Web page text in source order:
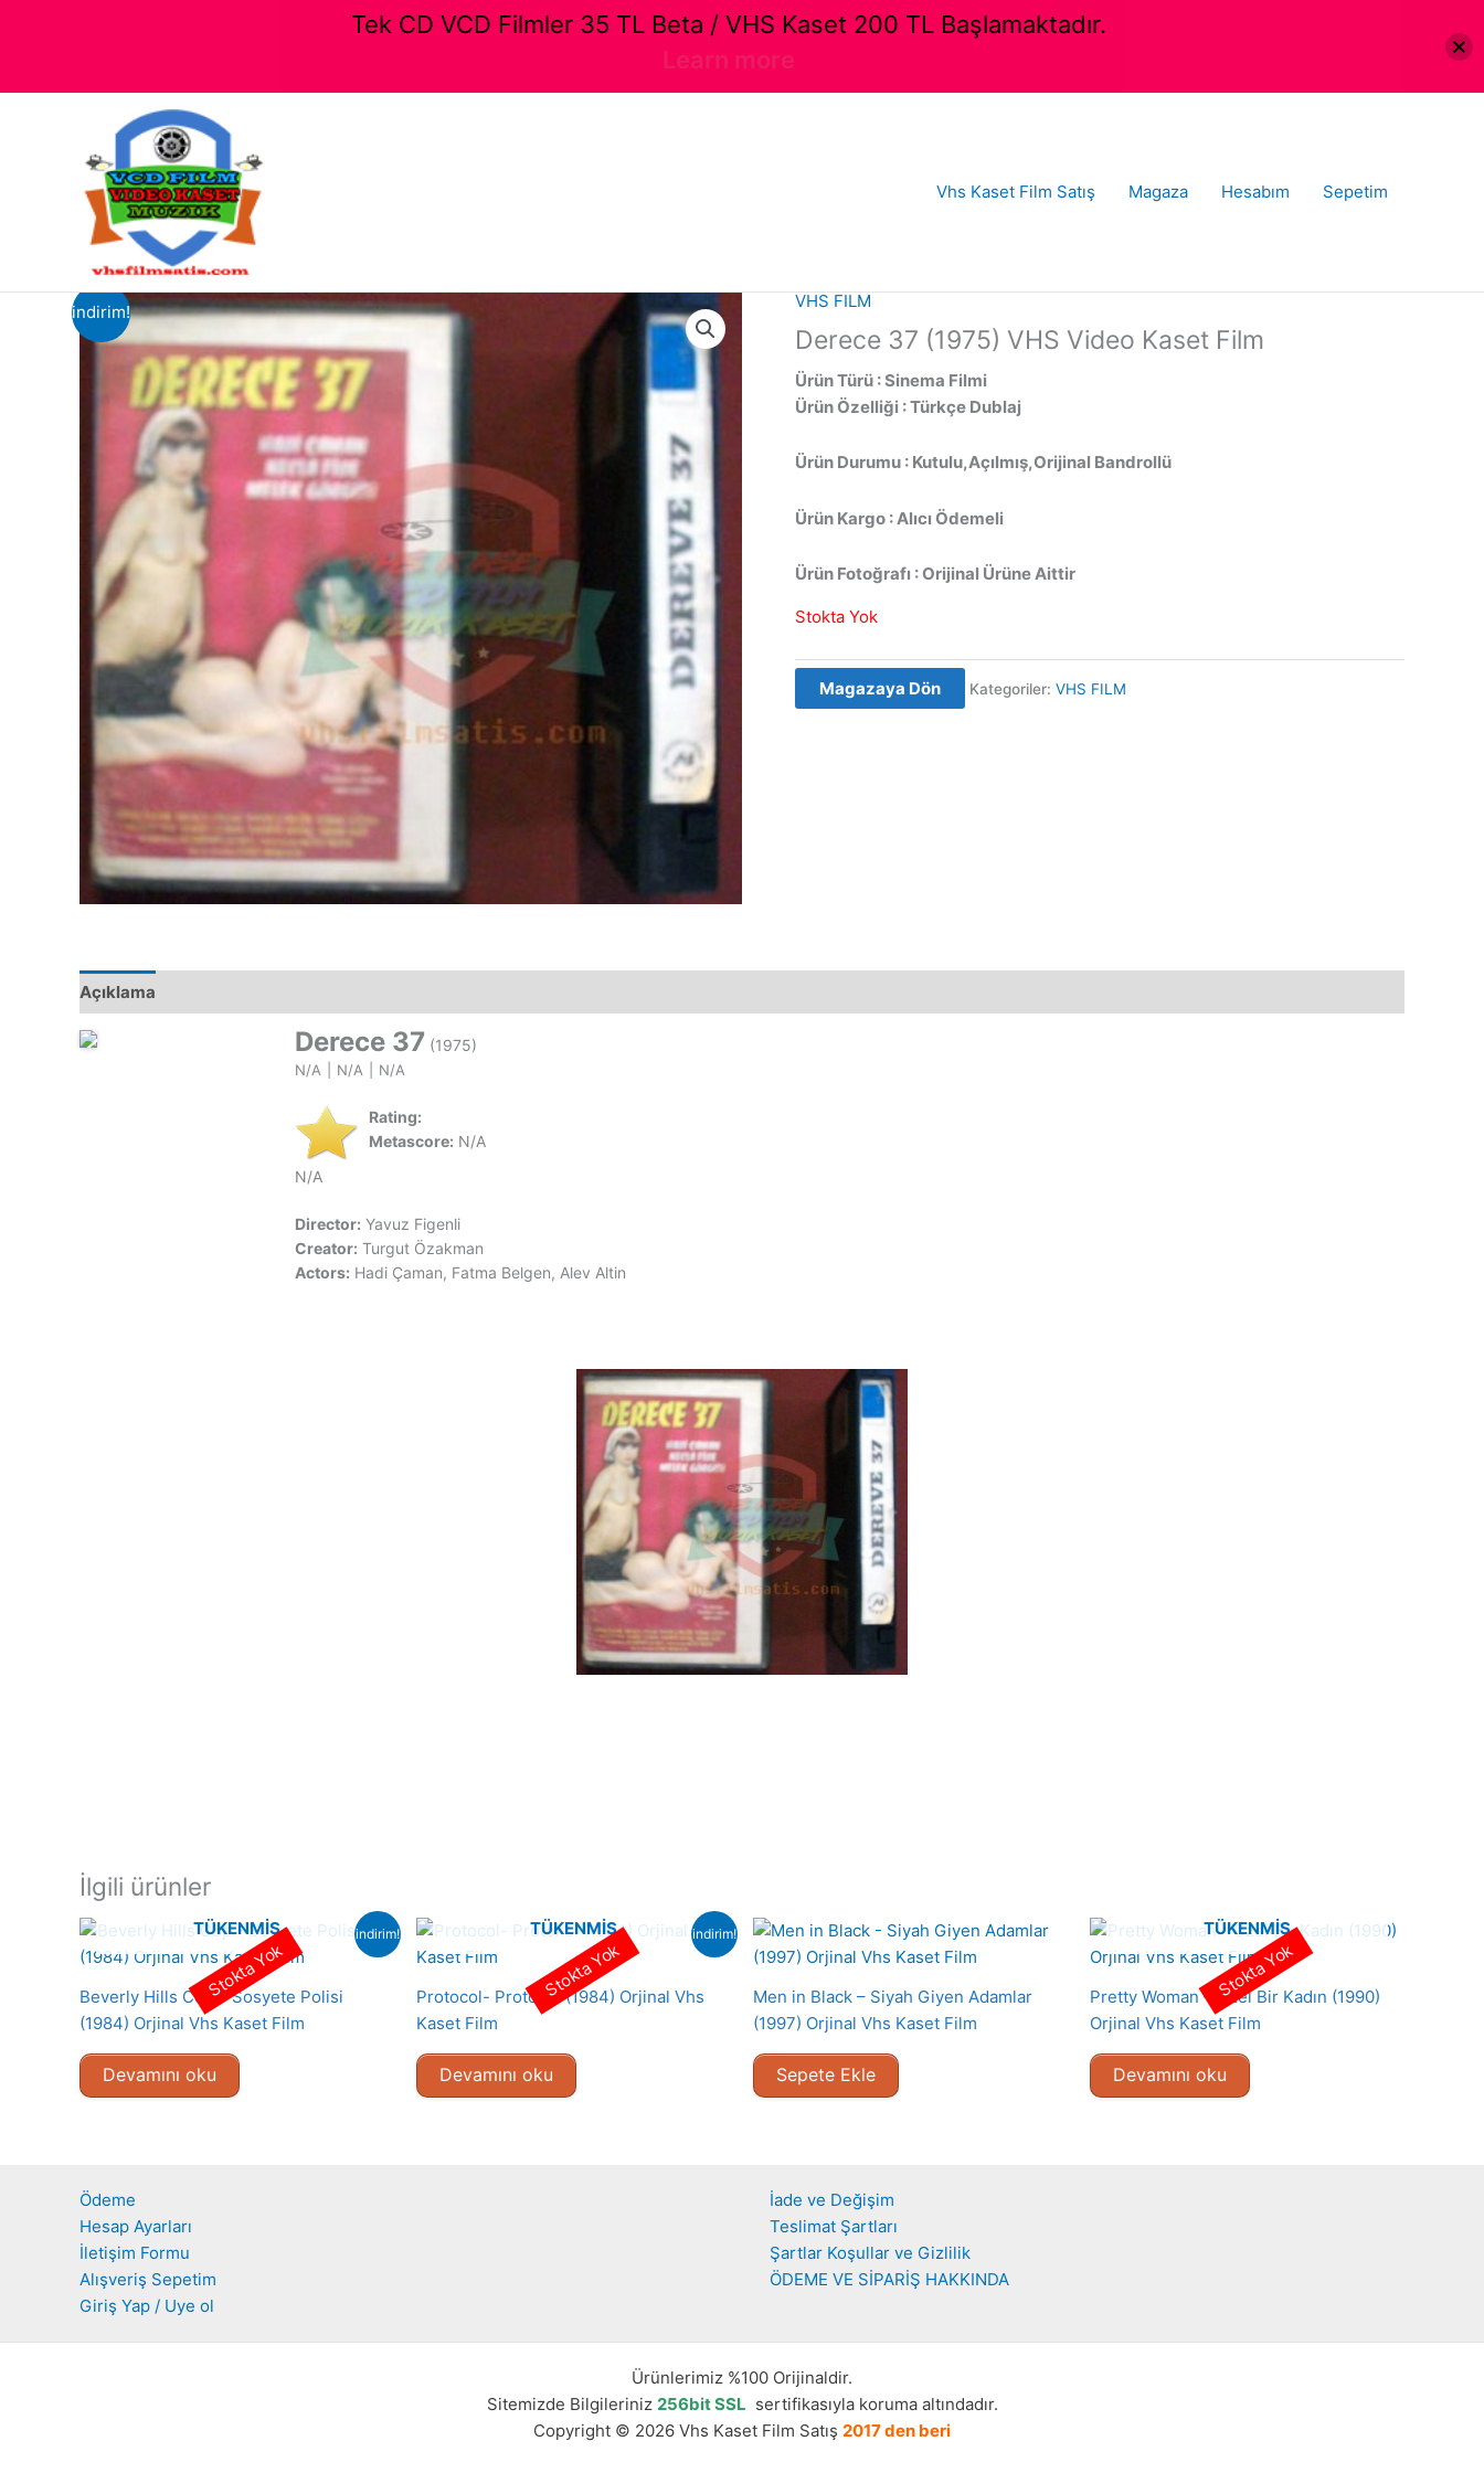
Vhs Kaset Film Satış Magaza Hesabım Sepetim
indirim!
VHS FILM
Derece 37 (1975) VHS Video Kaset Film
Ürün Türü : Sinema Filmi
Ürün Özelliği : Türkçe Dublaj
Ürün Durumu : Kutulu,Açılmış,Orijinal Bandrollü
Ürün Kargo : Alıcı Ödemeli
Ürün Fotoğrafı : Orijinal Ürüne Aittir
Stokta Yok
Magazaya Dön Kategoriler: VHS FILM
Açıklama
Derece 37 (1975)
N/A N/A N/A
Rating:
Metascore: N/A
N/A
Director: Yavuz Figenli
Creator: Turgut Özakman
Actors: Hadi Çaman, Fatma Belgen, Alev Altin
İlgili ürünler
indirim!
TÜKENMIŞ
Beverly Hills Cop – Sosyete Polisi
(1984) Orjinal Vhs Kaset Film
Devamını oku
Stokta Yok
indirim!
TÜKENMIŞ
Protocol- Protokol (1984) Orjinal Vhs
Kaset Film
Devamını oku
Stokta Yok
Men in Black – Siyah Giyen Adamlar
(1997) Orjinal Vhs Kaset Film
Sepete Ekle
TÜKENMIŞ
Pretty Woman – Özel Bir Kadın (1990)
Orjinal Vhs Kaset Film
Devamını oku
Stokta Yok
Ödeme
Hesap Ayarları
İletişim Formu
Alışveriş Sepetim
Giriş Yap / Uye ol
İade ve Değişim
Teslimat Şartları
Şartlar Koşullar ve Gizlilik
ÖDEME VE SİPARİŞ HAKKINDA
Ürünlerimiz %100 Orijinaldir.
Sitemizde Bilgileriniz 256bit SSL sertifikasıyla koruma altındadır.
Copyright © 2026 Vhs Kaset Film Satış 2017 den beri
Tek CD VCD Filmler 35 TL Beta / VHS Kaset 200 TL Başlamaktadır.
Learn more